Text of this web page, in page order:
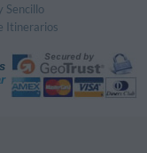
Sencillo
Itinerarios